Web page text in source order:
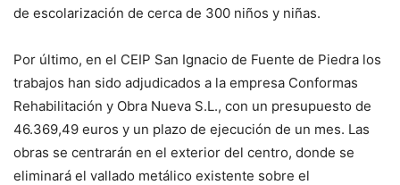
de escolarización de cerca de 300 niños y niñas.
Por último, en el CEIP San Ignacio de Fuente de Piedra los
trabajos han sido adjudicados a la empresa Conformas
Rehabilitación y Obra Nueva S.L., con un presupuesto de
46.369,49 euros y un plazo de ejecución de un mes. Las
obras se centrarán en el exterior del centro, donde se
eliminará el vallado metálico existente sobre el